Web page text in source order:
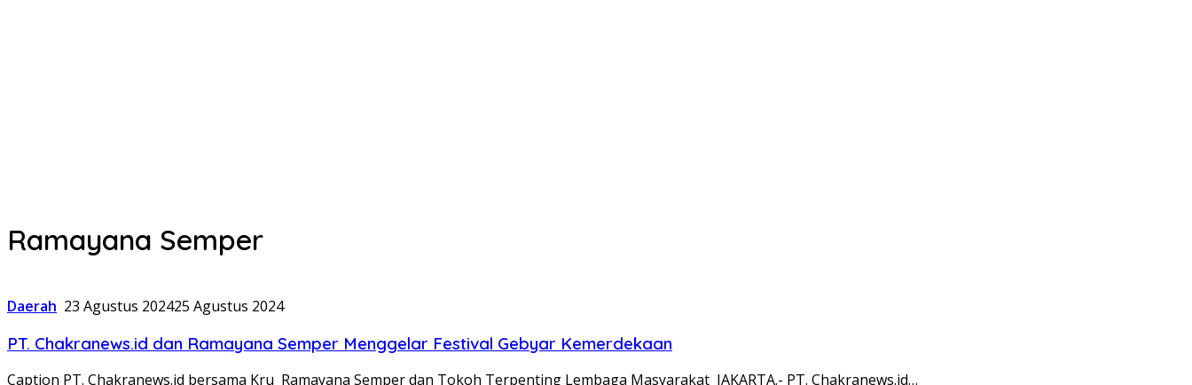
Ramayana Semper
Daerah 23 Agustus 202425 Agustus 2024
PT. Chakranews.id dan Ramayana Semper Menggelar Festival Gebyar Kemerdekaan
Caption PT. Chakranews.id bersama Kru Ramayana Semper dan Tokoh Terpenting Lembaga Masyarakat JAKARTA.- PT. Chakranews.id…